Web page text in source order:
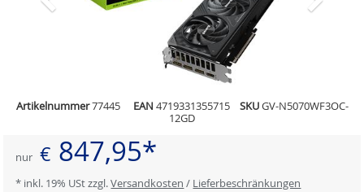
Artikelnummer77445 EAN 4719331355715 SKUGV-N5070WF3OC-
12GD
nur € 847,95*
* inkl. 19% USt zzgl.Versandkosten / Lieferbeschränkungen